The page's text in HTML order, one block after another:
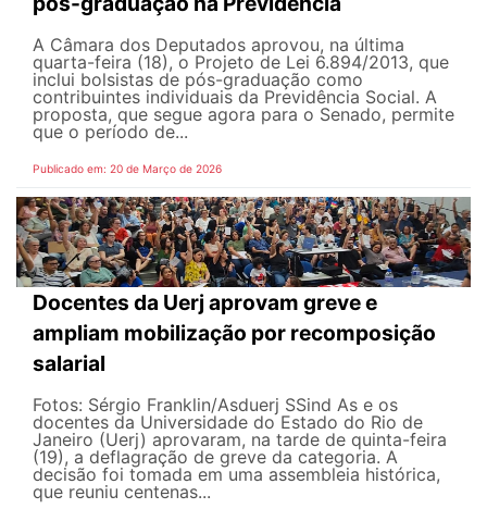
A Câmara dos Deputados aprovou, na última
quarta-feira (18), o Projeto de Lei 6.894/2013, que
inclui bolsistas de pós-graduação como
contribuintes individuais da Previdência Social. A
proposta, que segue agora para o Senado, permite
que o período de...
Publicado em: 20 de Março de 2026
Docentes da Uerj aprovam greve e
ampliam mobilização por recomposição
salarial
Fotos: Sérgio Franklin/Asduerj SSind As e os
docentes da Universidade do Estado do Rio de
Janeiro (Uerj) aprovaram, na tarde de quinta-feira
(19), a deflagração de greve da categoria. A
decisão foi tomada em uma assembleia histórica,
que reuniu centenas...